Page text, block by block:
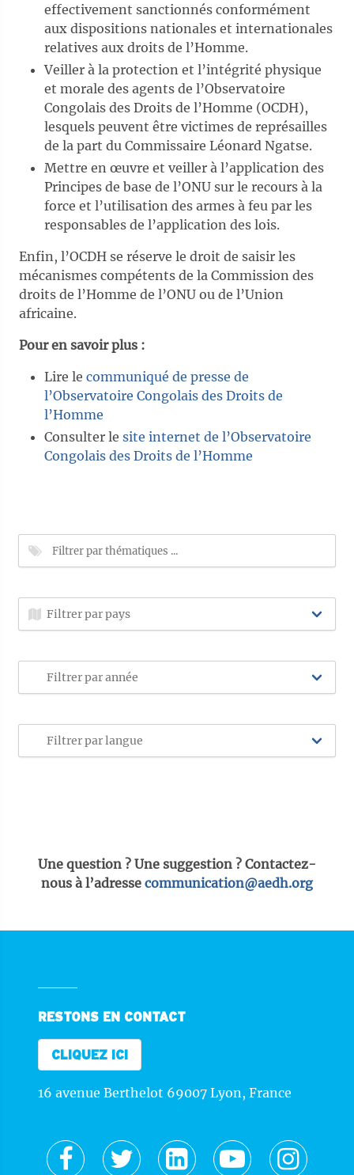
effectivement sanctionnés conformément
aux dispositions nationales et internationales
relatives aux droits de l’Homme.
Veiller à la protection et l’intégrité physique
et morale des agents de l’Observatoire
Congolais des Droits de l’Homme (OCDH),
lesquels peuvent être victimes de représailles
de la part du Commissaire Léonard Ngatse.
Mettre en œuvre et veiller à l’application des
Principes de base de l’ONU sur le recours à la
force et l’utilisation des armes à feu par les
responsables de l’application des lois.
Enfin, l’OCDH se réserve le droit de saisir les
mécanismes compétents de la Commission des
droits de l’Homme de l’ONU ou de l’Union
africaine.
Pour en savoir plus :
Lire le communiqué de presse de
l’Observatoire Congolais des Droits de
l’Homme
Consulter le site internet de l’Observatoire
Congolais des Droits de l’Homme
Une question ? Une suggestion ? Contactez-
nous à l’adresse communication@aedh.org
RESTONS EN CONTACT
CLIQUEZ ICI
16 avenue Berthelot 69007 Lyon, France